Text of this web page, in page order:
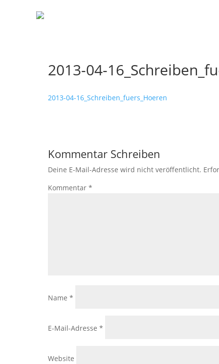
2013-04-
2013-04-16_Schreiben_fuers_Hoeren
Kommentar Schreiben
Deine E-Mail-Adresse wird nicht veröffentlicht.
Kommentar *
Name *
E-Mail-Adresse *
Website